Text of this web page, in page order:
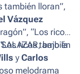
también lloran”,
Vázquez
“Los ricos
ricos también
bajo la
y Carlos
melodrama